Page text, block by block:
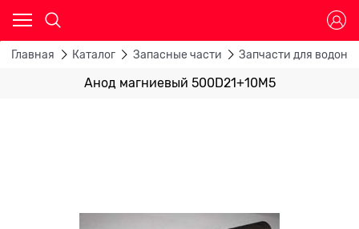
Главная Каталог Запасные части Запчасти для
Анод магниевый 500D21+10M5